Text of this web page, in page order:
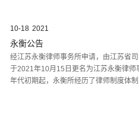
10-18 2021
永衡公告
经江苏永衡律师事务所申请，由江苏省
于2021年10月15日更名为江苏永衡律
年代初期起，永衡所经历了律师制度体